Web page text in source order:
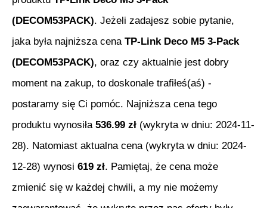
(DECOM53PACK). Jeżeli zadajesz sobie pytanie,
jaka była najniższa cena TP-Link Deco M5 3-Pack
(DECOM53PACK), oraz czy aktualnie jest dobry
moment na zakup, to doskonale trafiłeś(aś) -
postaramy się Ci pomóc. Najniższa cena tego
produktu wynosiła 536.99 zł (wykryta w dniu: 2024-11-
28). Natomiast aktualna cena (wykryta w dniu: 2024-
12-28) wynosi 619 zł. Pamiętaj, że cena może
zmienić się w każdej chwili, a my nie możemy